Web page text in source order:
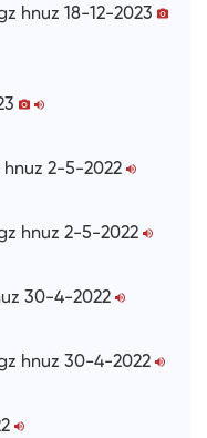
hnuz 18-12-2023
2-5-2022
hnuz 2-5-2022
30-4-2022
hnuz 30-4-2022